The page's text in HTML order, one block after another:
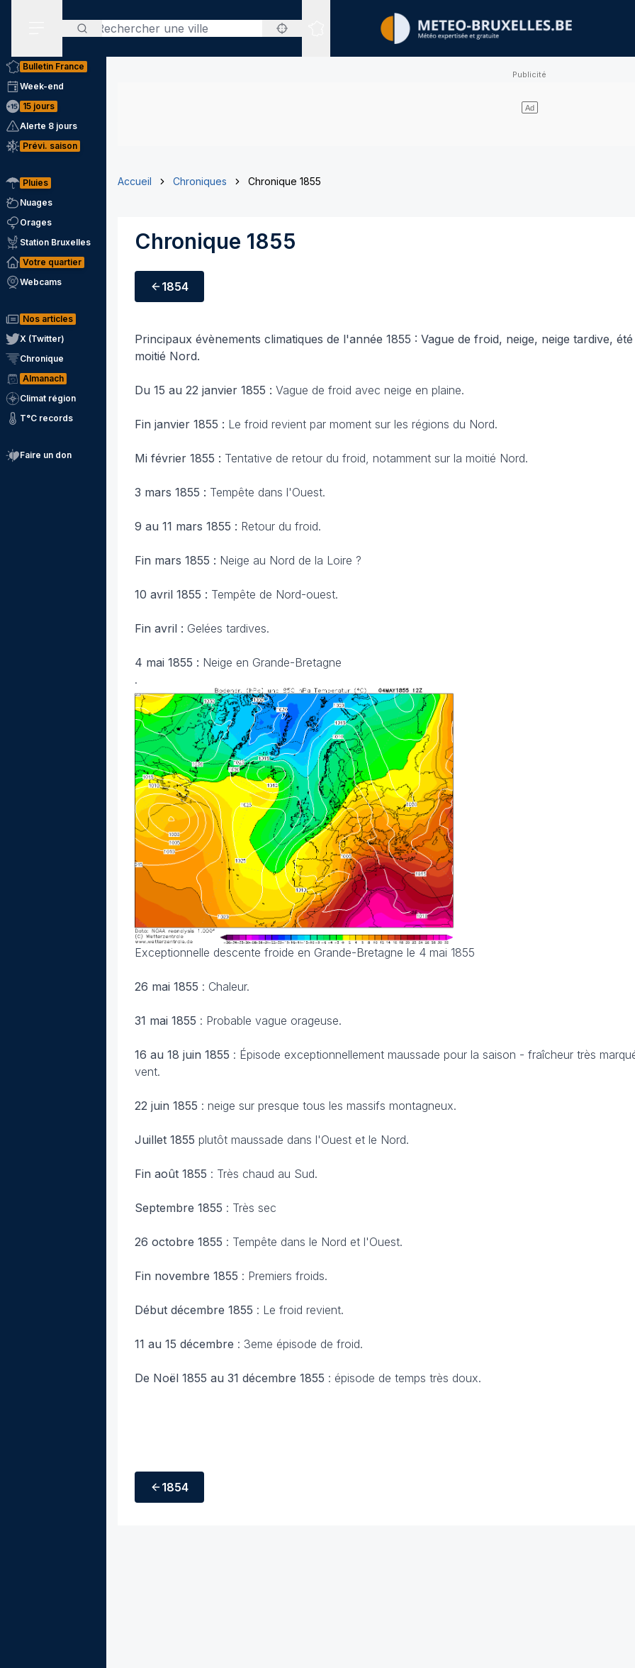
Rechercher
Sites expertisés
Bulletin France
Week-end
15 jours
Alerte 8 jours
Prévi. saison
Pluies
Nuages
Orages
Station Bruxelles
Votre quartier
Webcams
Nos articles
X (Twitter)
Chronique
Almanach
Climat région
T°C records
Faire un don
Accueil Chroniques Chronique 1855
Chronique 1855
1854
Principaux évènements climatiques de l'année 1855 : Vague de froid, neige, neige tardive,
moitié Nord.
Du 15 au 22 janvier 1855 : Vague de froid avec neige en plaine.
Fin janvier 1855 : Le froid revient par moment sur les régions du Nord.
Mi février 1855 : Tentative de retour du froid, notamment sur la moitié Nord.
3 mars 1855 : Tempête dans l'Ouest.
9 au 11 mars 1855 : Retour du froid.
Fin mars 1855 : Neige au Nord de la Loire ?
10 avril 1855 : Tempête de Nord-ouest.
Fin avril : Gelées tardives.
4 mai 1855 : Neige en Grande-Bretagne
.
Exceptionnelle descente froide en Grande-Bretagne le 4 mai 1855
26 mai 1855 : Chaleur.
31 mai 1855 : Probable vague orageuse.
16 au 18 juin 1855 : Épisode exceptionnellement maussade pour la saison - fraîcheur très
vent.
22 juin 1855 : neige sur presque tous les massifs montagneux.
Juillet 1855 plutôt maussade dans l'Ouest et le Nord.
Fin août 1855 : Très chaud au Sud.
Septembre 1855 : Très sec
26 octobre 1855 : Tempête dans le Nord et l'Ouest.
Fin novembre 1855 : Premiers froids.
Début décembre 1855 : Le froid revient.
11 au 15 décembre : 3eme épisode de froid.
De Noël 1855 au 31 décembre 1855 : épisode de temps très doux.
1854